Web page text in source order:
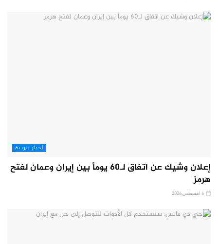
أخبار عربية
إعلان وشيك عن اتفاق لـ60 يوماً بين إيران وعمان لفتح
هرمز